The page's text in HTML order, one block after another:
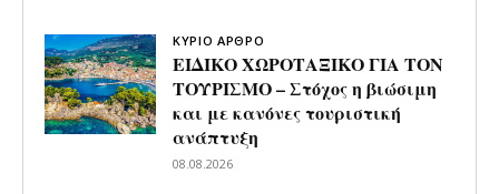
ΚΥΡΙΟ ΑΡΘΡΟ
ΕΙΔΙΚΟ ΧΩΡΟΤΑΞΙΚΟ ΓΙΑ ΤΟΝ
ΤΟΥΡΙΣΜΟ – Στόχος η βιώσιμη
και με κανόνες τουριστική
ανάπτυξη
08.08.2026